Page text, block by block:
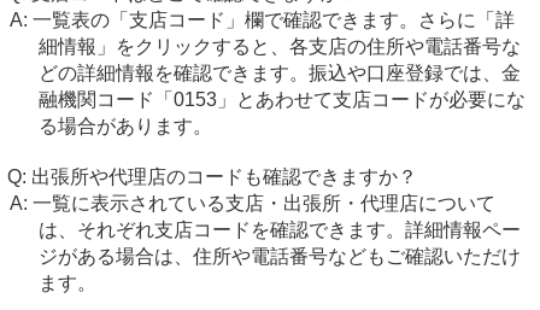
一覧表の「支店コード」欄で確認できます。さらに「詳
細情報」をクリックすると、各支店の住所や電話番号な
どの詳細情報を確認できます。振込や口座登録では、金
融機関コード「0153」とあわせて支店コードが必要にな
る場合があります。
出張所や代理店のコードも確認できますか？
一覧に表示されている支店・出張所・代理店について
は、それぞれ支店コードを確認できます。詳細情報ペー
ジがある場合は、住所や電話番号などもご確認いただけ
ます。